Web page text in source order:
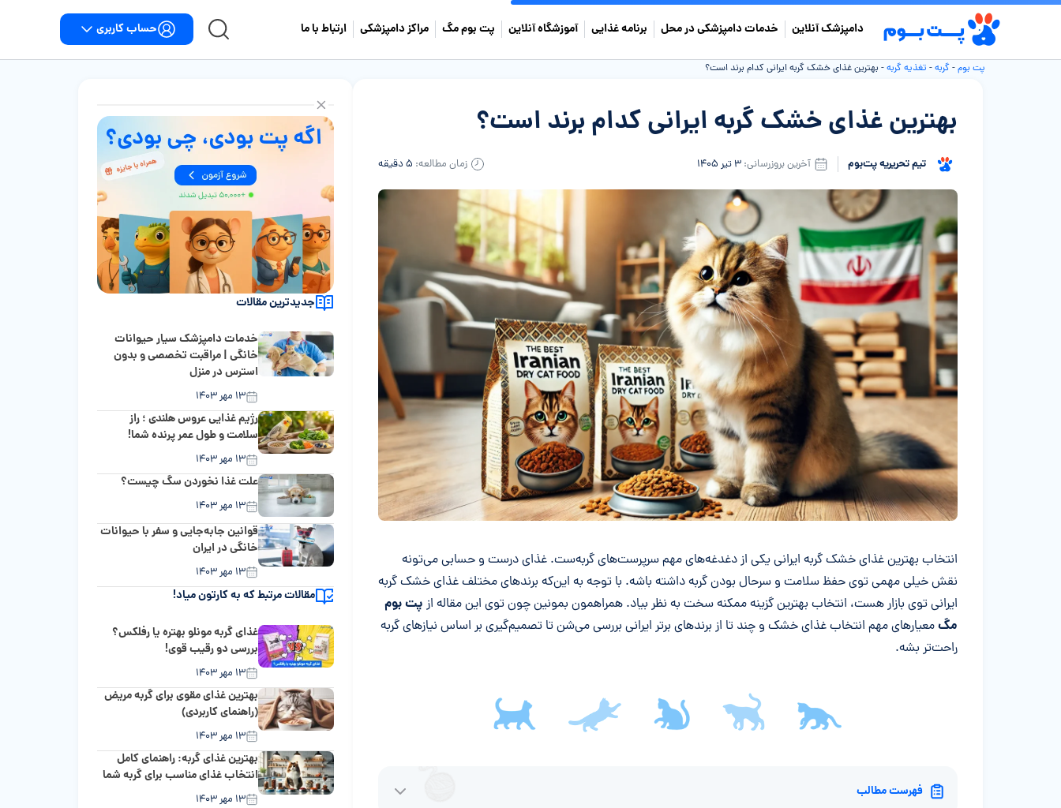
دامپزشک آنلاین خدمات دامپزشکی در محل برنامه غذایی آموزشگاه آنلاین پت بوم مگ مراکز دامپزشکی ارتباط با ما حساب کاربری
پت بوم-گربه- تغذیه گربه- بهترین غذای خشک گربه ایرانی کدام برند است؟
بهترین غذای خشک گربه ایرانی کدام برند است؟
تیم تحریریه پت‌بوم آخرین بروزرسانی: ۳ تیر ۱۴۰۵ زمان مطالعه: ۵ دقیقه
خلاصه مقاله
انتخاب بهترین غذای خشک گربه ایرانی یکی از دغدغه‌های مهم سرپرست‌های گربه‌ست. غذای درست و حسابی می‌تونه
نقش خیلی مهمی توی حفظ سلامت و سرحال بودن گربه داشته باشه. با توجه به این‌که برندهای مختلف غذای خشک گربه
ایرانی توی بازار هست، انتخاب بهترین گزینه ممکنه سخت به نظر بیاد. همراهمون بمونین چون توی این مقاله از پت بوم
مگمعیارهای مهم انتخاب غذای خشک و چند تا از برندهای برتر ایرانی بررسی می‌شن تا تصمیم‌گیری بر اساس نیازهای گربه
راحت‌تر بشه.
فهرست مطالب
جدیدترین مقالات
خدمات دامپزشک سیار حیوانات
خانگی | مراقبت تخصصی و بدون
استرس در منزل
۱۳ مهر ۱۴۰۳
رژیم غذایی عروس هلندی ؛ راز
سلامت و طول عمر پرنده شما!
۱۳ مهر ۱۴۰۳
علت غذا نخوردن سگ چیست؟
۱۳ مهر ۱۴۰۳
قوانین جابه‌جایی و سفر با حیوانات
خانگی در ایران
۱۳ مهر ۱۴۰۳
مقالات مرتبط که به کارتون میاد!
غذای گربه مونلو بهتره یا رفلکس؟
بررسی دو رقیب قوی!
۱۳ مهر ۱۴۰۳
بهترین غذای مقوی برای گربه مریض
(راهنمای کاربردی)
۱۳ مهر ۱۴۰۳
بهترین غذای گربه: راهنمای کامل
انتخاب غذای مناسب برای گربه شما
۱۳ مهر ۱۴۰۳